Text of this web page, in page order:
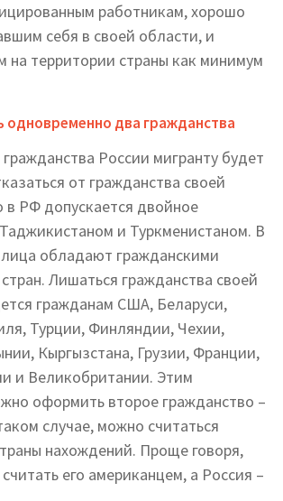
работникам, хорошо
себя в своей области, и
на территории страны как минимум
одновременно два гражданства
России мигранту будет
от гражданства своей
в РФ допускается двойное
и Туркменистаном. В
обладают гражданскими
Лишаться гражданства своей
гражданам США, Беларуси,
Турции, Финляндии, Чехии,
Кыргызстана, Грузии, Франции,
и Великобритании. Этим
оформить второе гражданство –
случае, можно считаться
нахождений. Проще говоря,
его американцем, а Россия –